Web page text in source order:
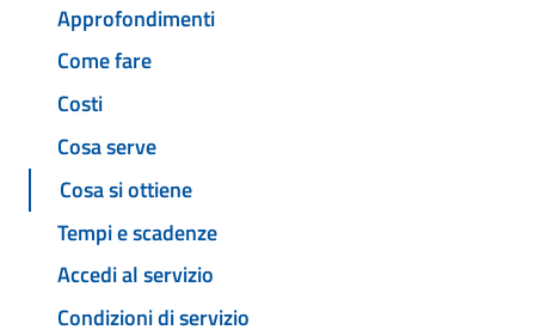
Approfondimenti
Come fare
Costi
Cosa serve
Cosa si ottiene
Tempi e scadenze
Accedi al servizio
Condizioni di servizio